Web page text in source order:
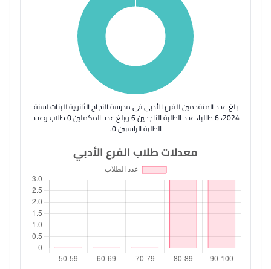
بلغ عدد المتقدمين للفرع الأدبي في مدرسة النجاح الثانوية للبنات لسنة
2024، 6 طالبا، عدد الطلبة الناجحين 6 وبلغ عدد المكملين 0 طلاب وعدد
الطلبة الراسبين 0.
معدلات طلاب الفرع الأدبي